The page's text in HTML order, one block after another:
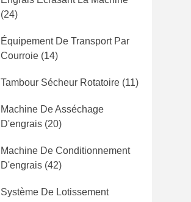
(24)
Équipement De Transport Par
Courroie (14)
Tambour Sécheur Rotatoire (11)
Machine De Asséchage
D'engrais (20)
Machine De Conditionnement
D'engrais (42)
Système De Lotissement